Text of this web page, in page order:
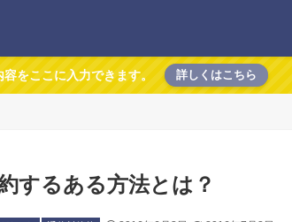
容をここに入力できます。 詳しくはこちら
するある方法とは？